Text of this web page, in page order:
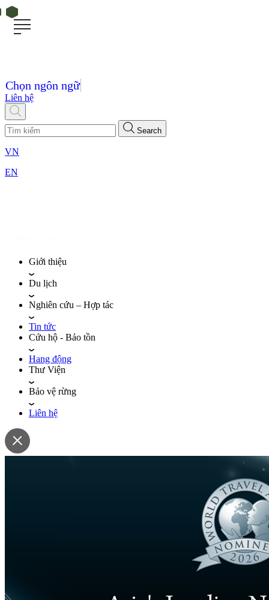
Chọn ngôn ngữ
Liên hệ
Search
VN
EN
Giới thiệu
Du lịch
Nghiên cứu – Hợp tác
Tin tức
Cứu hộ - Bảo tồn
Hang động
Thư Viện
Bảo vệ rừng
Liên hệ